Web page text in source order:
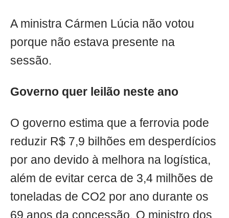
A ministra Cármen Lúcia não votou
porque não estava presente na
sessão.
Governo quer leilão neste ano
O governo estima que a ferrovia pode
reduzir R$ 7,9 bilhões em desperdícios
por ano devido à melhora na logística,
além de evitar cerca de 3,4 milhões de
toneladas de CO2 por ano durante os
69 anos da concessão. O ministro dos